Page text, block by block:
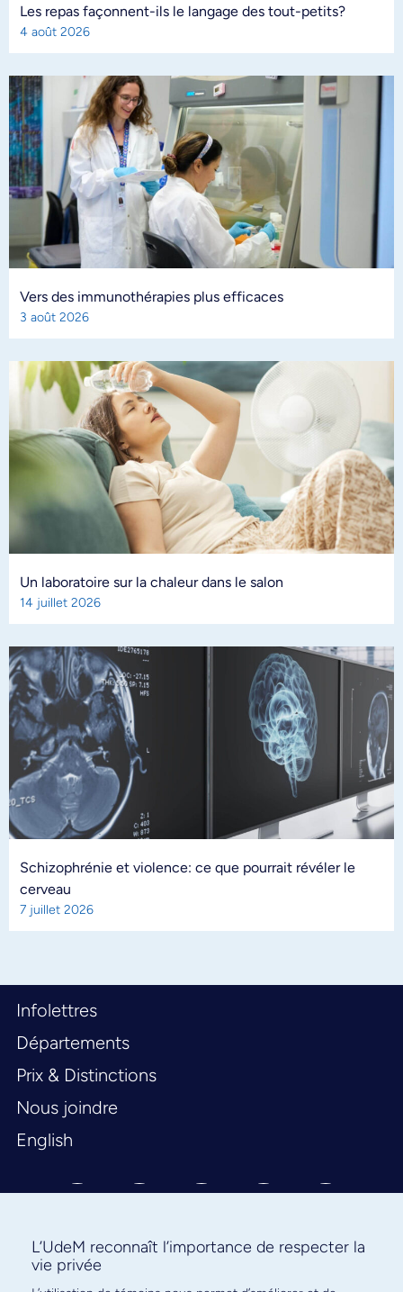
Les repas façonnent-ils le langage des tout-petits?
4 août 2026
Vers des immunothérapies plus efficaces
3 août 2026
Un laboratoire sur la chaleur dans le salon
14 juillet 2026
Schizophrénie et violence: ce que pourrait révéler le
cerveau
7 juillet 2026
Infolettres
Départements
Prix & Distinctions
Nous joindre
English
L’UdeM reconnaît l’importance de respecter la
vie privée